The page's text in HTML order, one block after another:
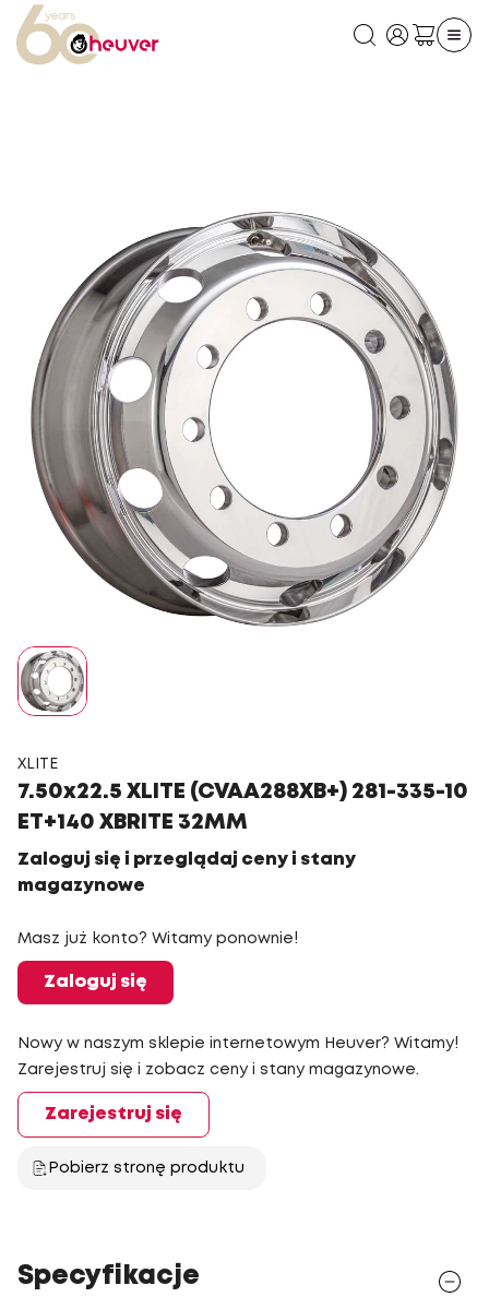
XLITE
7.50x22.5 XLITE (CVAA288XB+) 281-335-10
ET+140 XBRITE 32MM
Zaloguj się i przeglądaj ceny i stany
magazynowe
Masz już konto? Witamy ponownie!
Zaloguj się
Nowy w naszym sklepie internetowym Heuver? Witamy!
Zarejestruj się i zobacz ceny i stany magazynowe.
Zarejestruj się
Pobierz stronę produktu
Specyfikacje